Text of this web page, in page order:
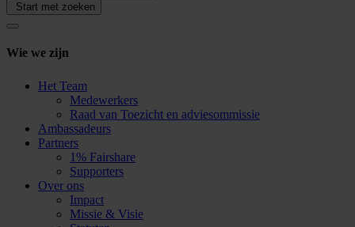
Start met zoeken
Wie we zijn
Het Team
Medewerkers
Raad van Toezicht en adviesommissie
Ambassadeurs
Partners
1% Fairshare
Supporters
Over ons
Impact
Missie & Visie